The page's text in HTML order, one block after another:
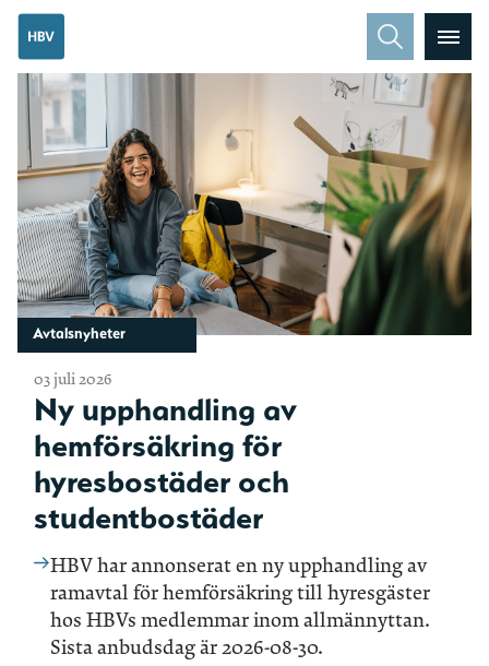
Avtalsnyheter
03 juli 2026
Ny upphandling av
hemförsäkring för
hyresbostäder och
studentbostäder
HBV har annonserat en ny upphandling av
ramavtal för hemförsäkring till hyresgäster
hos HBVs medlemmar inom allmännyttan.
Sista anbudsdag är 2026-08-30.